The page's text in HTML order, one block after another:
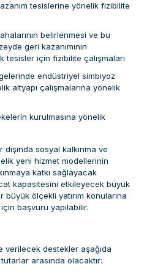
tesislerine yönelik fizibilite
belirlenmesi ve bu
geri kazanımının
tesisler için fizibilite çalışmaları
endüstriyel simbiyoz
altyapı çalışmalarına yönelik
kurulmasına yönelik
sosyal kalkınma ve
yeni hizmet modellerinin
katkı sağlayacak
kapasitesini etkileyecek büyük
büyük ölçekli yatırım konularına
başvuru yapılabilir.
verilecek destekler aşağıda
arasında olacaktır: